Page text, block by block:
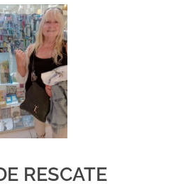
RESCATE